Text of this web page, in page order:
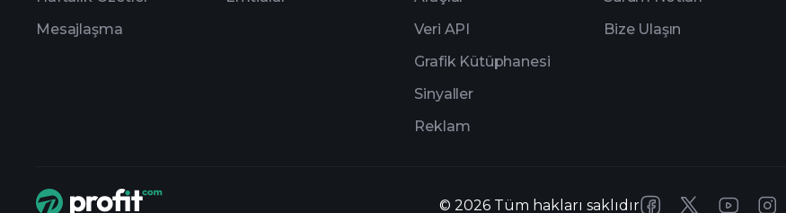
Mesajlaşma
Veri API
Grafik Kütüphanesi
Sinyaller
Reklam
Bize Ulaşın
© 2026 Tüm hakları saklıdır